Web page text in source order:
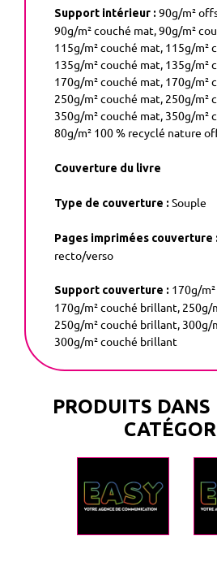
Support intérieur : 90g/m²
90g/m² couché mat, 90g/m²
115g/m² couché mat, 115g/m²
135g/m² couché mat, 135g/m²
170g/m² couché mat, 170g/m²
250g/m² couché mat, 250g/m²
350g/m² couché mat, 350g/m²
80g/m² 100 % recyclé nature
Couverture du livre
Type de couverture : Souple
Pages imprimées couverture :
recto/verso
Support couverture : 170g/
170g/m² couché brillant, 250g/
250g/m² couché brillant, 300g/
300g/m² couché brillant
PRODUITS